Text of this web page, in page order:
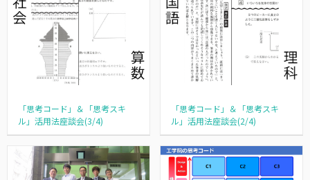
「思考コード」＆「思考スキ
ル」活用法座談会(3/4)
「思考コード」＆「思考スキ
ル」活用法座談会(2/4)